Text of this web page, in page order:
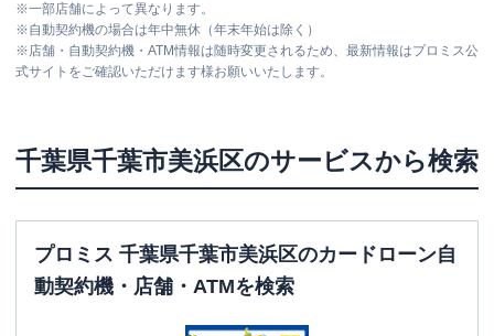
住所 千葉県千葉市美浜区高洲1-21-1
名称 三菱ＵＦＪ銀行 新稲毛支店
日祝：-
ATM営業時間
土曜：7：00～24：00
ATM 〇
〇
※一部店舗によって異なります。
※自動契約機の場合は年中無休（年末年始は除く）
※店舗・自動契約機・ATM情報は随時変更されるため、最新情報はプロミス公
式サイトをご確認いただけます様お願いいたします。
千葉県千葉市美浜区のサービスから検索
プロミス 千葉県千葉市美浜区のカードローン自
動契約機・店舗・ATMを検索